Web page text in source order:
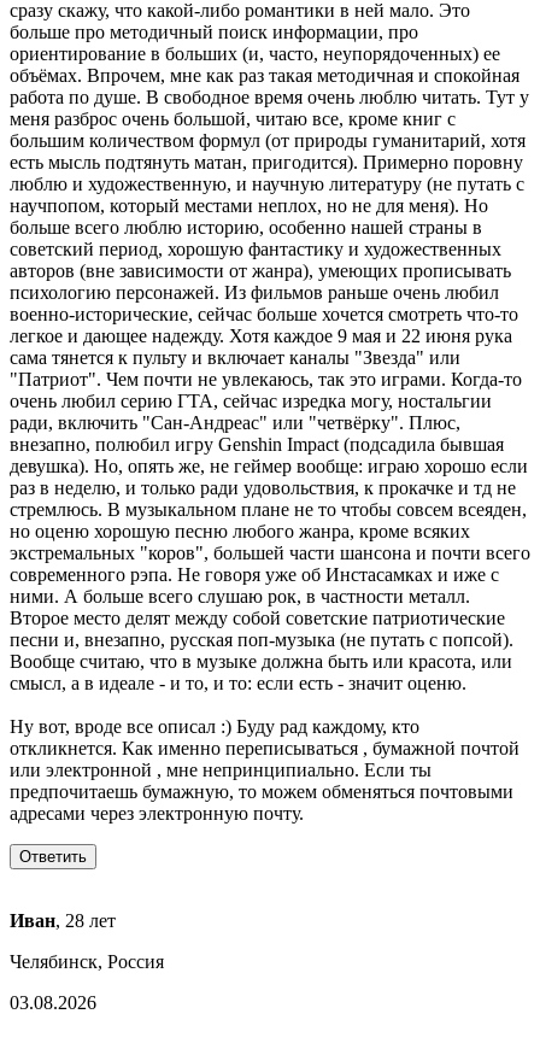
сразу скажу, что какой-либо романтики в ней мало. Это
больше про методичный поиск информации, про
ориентирование в больших (и, часто, неупорядоченных) ее
объёмах. Впрочем, мне как раз такая методичная и спокойная
работа по душе. В свободное время очень люблю читать. Тут у
меня разброс очень большой, читаю все, кроме книг с
большим количеством формул (от природы гуманитарий, хотя
есть мысль подтянуть матан, пригодится). Примерно поровну
люблю и художественную, и научную литературу (не путать с
научпопом, который местами неплох, но не для меня). Но
больше всего люблю историю, особенно нашей страны в
советский период, хорошую фантастику и художественных
авторов (вне зависимости от жанра), умеющих прописывать
психологию персонажей. Из фильмов раньше очень любил
военно-исторические, сейчас больше хочется смотреть что-то
легкое и дающее надежду. Хотя каждое 9 мая и 22 июня рука
сама тянется к пульту и включает каналы "Звезда" или
"Патриот". Чем почти не увлекаюсь, так это играми. Когда-то
очень любил серию ГТА, сейчас изредка могу, ностальгии
ради, включить "Сан-Андреас" или "четвёрку". Плюс,
внезапно, полюбил игру Genshin Impact (подсадила бывшая
девушка). Но, опять же, не геймер вообще: играю хорошо если
раз в неделю, и только ради удовольствия, к прокачке и тд не
стремлюсь. В музыкальном плане не то чтобы совсем всеяден,
но оценю хорошую песню любого жанра, кроме всяких
экстремальных "коров", большей части шансона и почти всего
современного рэпа. Не говоря уже об Инстасамках и иже с
ними. А больше всего слушаю рок, в частности металл.
Второе место делят между собой советские патриотические
песни и, внезапно, русская поп-музыка (не путать с попсой).
Вообще считаю, что в музыке должна быть или красота, или
смысл, а в идеале - и то, и то: если есть - значит оценю.
Ну вот, вроде все описал :) Буду рад каждому, кто
откликнется. Как именно переписываться , бумажной почтой
или электронной , мне непринципиально. Если ты
предпочитаешь бумажную, то можем обменяться почтовыми
адресами через электронную почту.
Иван, 28 лет
Челябинск, Россия
03.08.2026